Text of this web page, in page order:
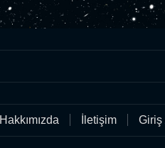
Hakkımızda İletişim Giriş